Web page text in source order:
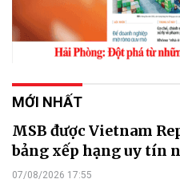
MỚI NHẤT
MSB được Vietnam
bảng xếp hạng uy tín
07/08/2026 17:55